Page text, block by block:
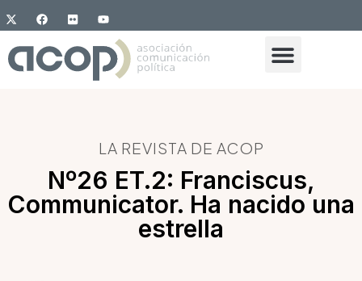
LA REVISTA DE ACOP
Nº26 ET.2: Franciscus,
Communicator. Ha nacido una
estrella